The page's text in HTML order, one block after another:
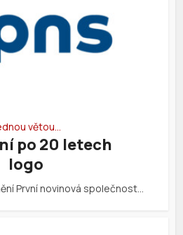
větou…
po 20 letech
logo
První novinová společnost…